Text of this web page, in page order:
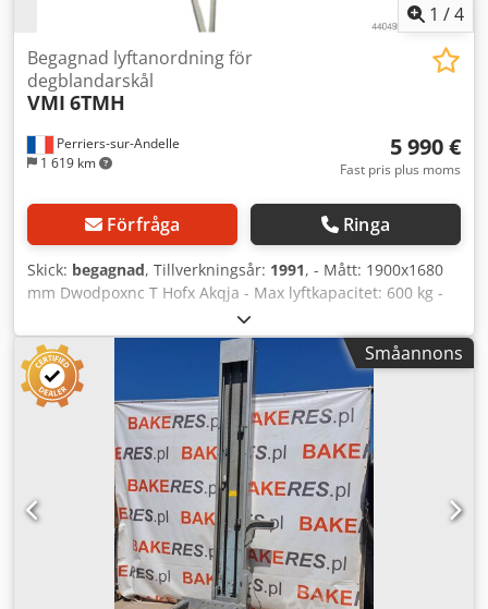
1 /4
Perriers-sur-Andelle
1 619 km
Begagnad lyftanordning för
degblandarskål
VMI 6TMH
5 990 €
Fast pris plus moms
Förfråga Ringa
Skick: begagnad, Tillverkningsår: 1991, - Mått: 1900x1680
mm Dwodpoxnc T Hofx Akqja - Max lyftkapacitet: 600 kg -
Serienr: 49779 - Årsmodell: 1991 - Denna lyft är avsedd för
att lyfta tankar och tömma dem i en tratt eller
vägningsenhet - Tippningshöjd och riktning är variabla
beroende på typ av tankar och vägningsenheter -
Spänning: 380V - Effekt: 0,75 kW - Vikt: 430 kg Isdcvyexnc T
Hoqi Aebd - Renoverad utrustning: Utrustningen förbereds
vid beställning; tider för hämtning och återlämning avtalas
då (vänligen begär pris efter renovering)
Småannons